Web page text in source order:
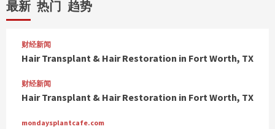
最新 热门 趋势
财经新闻
Hair Transplant & Hair Restoration in Fort Worth, TX
财经新闻
Hair Transplant & Hair Restoration in Fort Worth, TX
mondaysplantcafe.com